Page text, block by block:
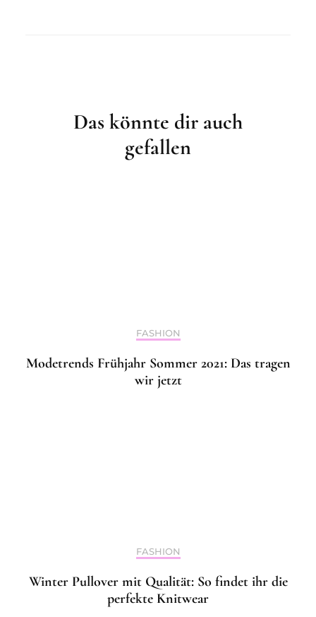
Das könnte dir auch
gefallen
FASHION
Modetrends Frühjahr Sommer 2021: Das tragen
wir jetzt
FASHION
Winter Pullover mit Qualität: So findet ihr die
perfekte Knitwear